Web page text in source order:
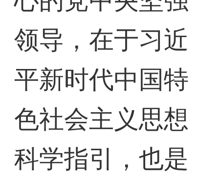
领导，在于习近
平新时代中国特
色社会主义思想
科学指引，也是